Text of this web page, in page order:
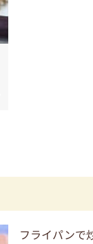
フライパンで